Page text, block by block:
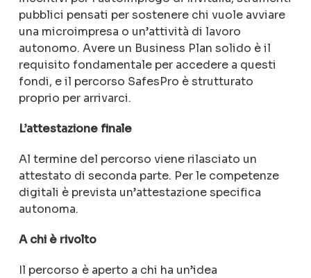
pubblici pensati per sostenere chi vuole avviare
una microimpresa o un’attività di lavoro
autonomo. Avere un Business Plan solido è il
requisito fondamentale per accedere a questi
fondi, e il percorso SafesPro è strutturato
proprio per arrivarci.
L’attestazione finale
Al termine del percorso viene rilasciato un
attestato di seconda parte. Per le competenze
digitali è prevista un’attestazione specifica
autonoma.
A chi è rivolto
Il percorso è aperto a chi ha un’idea